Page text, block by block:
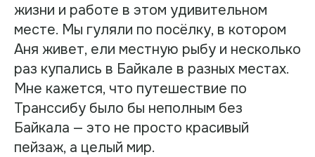
жизни и работе в этом удивительном
месте. Мы гуляли по посёлку, в котором
Аня живет, ели местную рыбу и несколько
раз купались в Байкале в разных местах.
Мне кажется, что путешествие по
Транссибу было бы неполным без
Байкала — это не просто красивый
пейзаж, а целый мир.